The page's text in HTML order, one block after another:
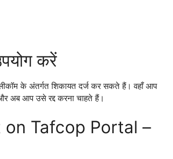
करें
के अंतर्गत शिकायत दर्ज कर सकते हैं। वहाँ आप
अब आप उसे रद्द करना चाहते हैं।
Tafcop Portal –